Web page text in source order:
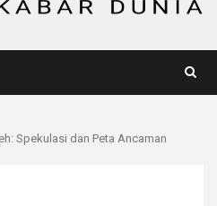
Spekulasi dan Peta Ancaman